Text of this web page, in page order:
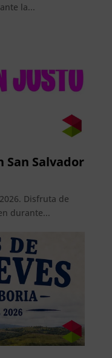
la...
San Salvador
Disfruta de
durante...